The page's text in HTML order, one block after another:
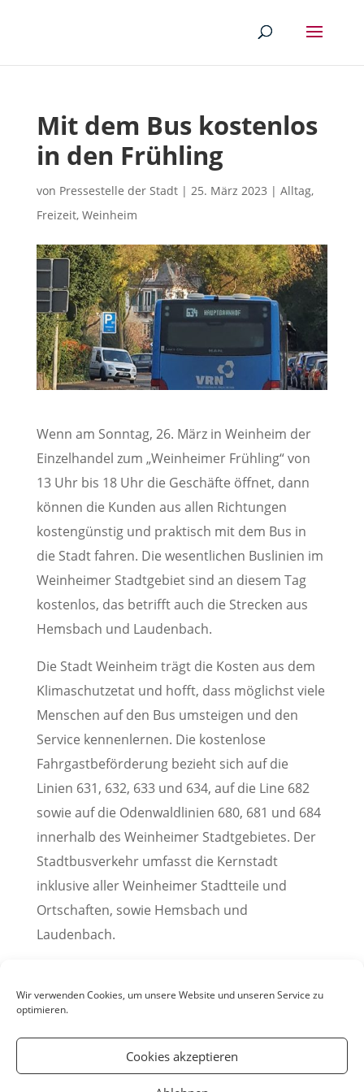
Wir verwenden Cookies, um unsere Website und unseren Service zu
optimieren.
Cookies akzeptieren
Mit dem Bus kostenlos
in den Frühling
von Pressestelle der Stadt| 25. März 2023 | Alltag,
Freizeit, Weinheim
Wenn am Sonntag, 26. März in Weinheim der
Einzelhandel zum „Weinheimer Frühling“ von
13 Uhr bis 18 Uhr die Geschäfte öffnet, dann
können die Kunden aus allen Richtungen
kostengünstig und praktisch mit dem Bus in
die Stadt fahren. Die wesentlichen Buslinien im
Weinheimer Stadtgebiet sind an diesem Tag
kostenlos, das betrifft auch die Strecken aus
Hemsbach und Laudenbach.
Die Stadt Weinheim trägt die Kosten aus dem
Klimaschutzetat und hofft, dass möglichst viele
Menschen auf den Bus umsteigen und den
Service kennenlernen. Die kostenlose
Fahrgastbeförderung bezieht sich auf die
Linien 631, 632, 633 und 634, auf die Line 682
sowie auf die Odenwaldlinien 680, 681 und 684
innerhalb des Weinheimer Stadtgebietes. Der
Stadtbusverkehr umfasst die Kernstadt
inklusive aller Weinheimer Stadtteile und
Ortschaften, sowie Hemsbach und
Laudenbach.
2023